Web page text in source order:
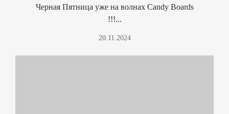
Черная Пятница уже на волнах Candy Boards
!!!...
20.11.2024